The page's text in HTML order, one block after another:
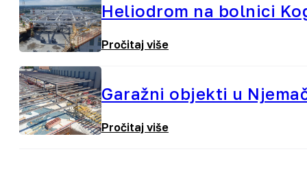
Heliodrom na bolnici
Pročitaj više
Garažni objekti u
Pročitaj više